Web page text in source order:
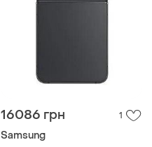
16086 грн 1
Samsung